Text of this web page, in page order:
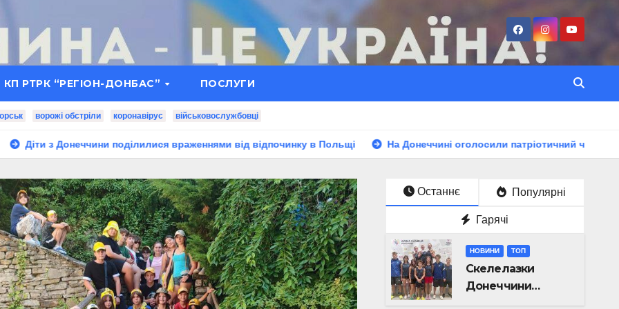
КП РТРК “РЕГІОН-ДОНБАС” ПОСЛУГИ
ворожі обстріли коронавірус військовослужбовці
поділилися враженнями від відпочинку в Польщі На Донеччині оголосили патріотичний челендж-марафон для
Останнє Популярні
Гарячі
НОВИНИ ТОП
Скелелазки
Донеччини